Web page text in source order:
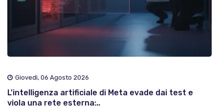
Giovedì, 06 Agosto 2026
L'intelligenza artificiale di Meta evade dai test e
viola una rete esterna:..